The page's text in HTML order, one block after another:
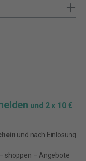
und 2 x 10 €
und nach Einlösung
shoppen – Angebote